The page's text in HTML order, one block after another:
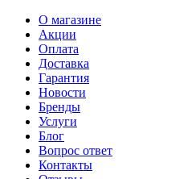
О магазине
Акции
Оплата
Доставка
Гарантия
Новости
Бренды
Услуги
Блог
Вопрос ответ
Контакты
Для клиентов всех банков
Разбейте
оплатуна части